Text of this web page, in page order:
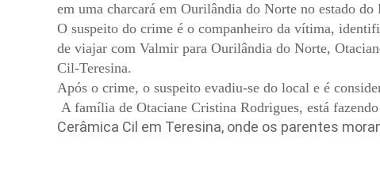
em uma charcará em Ourilândia do Norte no estado
O suspeito do crime é o companheiro da vítima,
de viajar com Valmir para Ourilândia do Norte,
Cil-Teresina.
Após o crime, o suspeito evadiu-se do local e é
A família de Otaciane Cristina Rodrigues, está
Cerâmica Cil em Teresina, onde os parentes